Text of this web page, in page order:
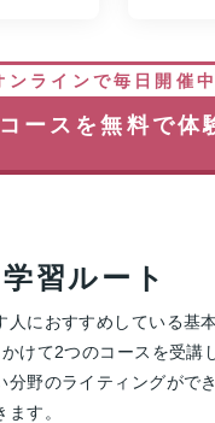
ンラインで毎日開催中
ースを無料で体
習ルート
人におすすめしている基
けて2つのコースを受講
分野のライティングがで
す。